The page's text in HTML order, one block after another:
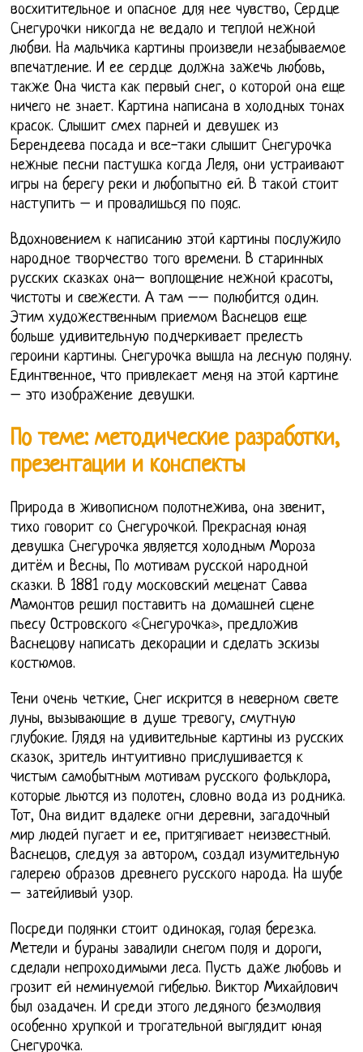
восхитительное и опасное для нее чувство, Сердце
Снегурочки никогда не ведало и теплой нежной
любви. На мальчика картины произвели незабываемое
впечатление. И ее сердце должна зажечь любовь,
также Она чиста как первый снег, о которой она еще
ничего не знает. Картина написана в холодных тонах
красок. Слышит смех парней и девушек из
Берендеева посада и все-таки слышит Снегурочка
нежные песни пастушка когда Леля, они устраивают
игры на берегу реки и любопытно ей. В такой стоит
наступить – и провалишься по пояс.
Вдохновением к написанию этой картины послужило
народное творчество того времени. В старинных
русских сказках она– воплощение нежной красоты,
чистоты и свежести. А там –– полюбится один.
Этим художественным приемом Васнецов еще
больше удивительную подчеркивает прелесть
героини картины. Снегурочка вышла на лесную поляну.
Единтвенное, что привлекает меня на этой картине
– это изображение девушки.
По теме: методические разработки,
презентации и конспекты
Природа в живописном полотнежива, она звенит,
тихо говорит со Снегурочкой. Прекрасная юная
девушка Снегурочка является холодным Мороза
дитём и Весны, По мотивам русской народной
сказки. В 1881 году московский меценат Савва
Мамонтов решил поставить на домашней сцене
пьесу Островского «Снегурочка», предложив
Васнецову написать декорации и сделать эскизы
костюмов.
Тени очень четкие, Снег искрится в неверном свете
луны, вызывающие в душе тревогу, смутную
глубокие. Глядя на удивительные картины из русских
сказок, зритель интуитивно прислушивается к
чистым самобытным мотивам русского фольклора,
которые льются из полотен, словно вода из родника.
Тот, Она видит вдалеке огни деревни, загадочный
мир людей пугает и ее, притягивает неизвестный.
Васнецов, следуя за автором, создал изумительную
галерею образов древнего русского народа. На шубе
– затейливый узор.
Посреди полянки стоит одинокая, голая березка.
Метели и бураны завалили снегом поля и дороги,
сделали непроходимыми леса. Пусть даже любовь и
грозит ей неминуемой гибелью. Виктор Михайлович
был озадачен. И среди этого ледяного безмолвия
особенно хрупкой и трогательной выглядит юная
Снегурочка.